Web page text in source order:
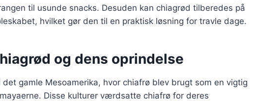
til usunde snacks. Desuden kan chiagrød tilberedes på
hvilket gør den til en praktisk løsning for travle dage.
og dens oprindelse
gamle Mesoamerika, hvor chiafrø blev brugt som en vigtig
Disse kulturer værdsatte chiafrø for deres